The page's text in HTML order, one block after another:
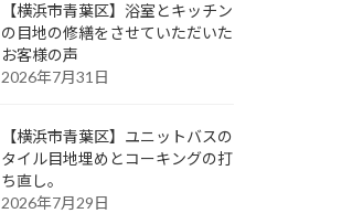
【横浜市青葉区】浴室とキッチン
の目地の修繕をさせていただいた
お客様の声
2026年7月31日
【横浜市青葉区】ユニットバスの
タイル目地埋めとコーキングの打
ち直し。
2026年7月29日